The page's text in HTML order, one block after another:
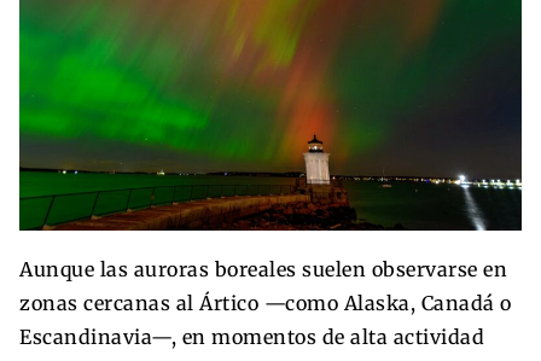
Aunque las auroras boreales suelen observarse en
zonas cercanas al Ártico —como Alaska, Canadá o
Escandinavia—, en momentos de alta actividad